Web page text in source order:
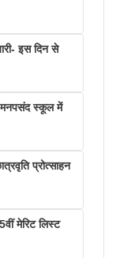
इस दिन से
मनपसंद स्कूल में
प्रोत्साहन
मेरिट लिस्ट